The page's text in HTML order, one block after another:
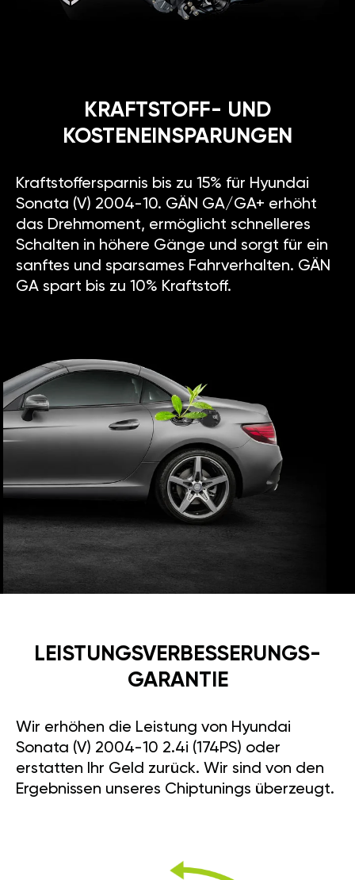
KRAFTSTOFF- UND
KOSTENEINSPARUNGEN
Kraftstoffersparnis bis zu 15% für Hyundai
Sonata (V) 2004-10. GÄN GA/GA+ erhöht
das Drehmoment, ermöglicht schnelleres
Schalten in höhere Gänge und sorgt für ein
sanftes und sparsames Fahrverhalten. GÄN
GA spart bis zu 10% Kraftstoff.
LEISTUNGSVERBESSE­RUNGS­
GARANTIE
Wir erhöhen die Leistung von Hyundai
Sonata (V) 2004-10 2.4i (174PS) oder
erstatten Ihr Geld zurück. Wir sind von den
Ergebnissen unseres Chiptunings überzeugt.